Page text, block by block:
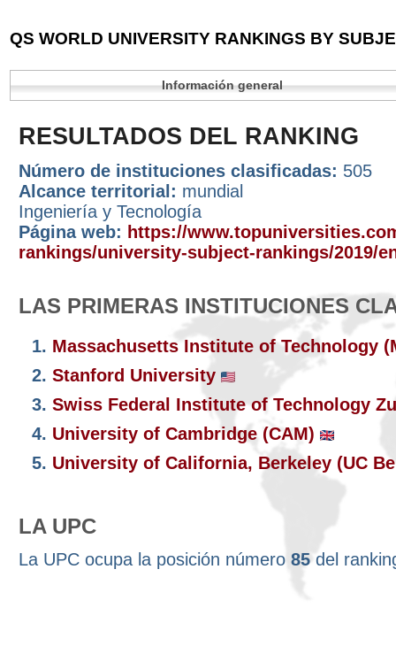
QS WORLD UNIVERSITY RANKINGS BY
Información general
RESULTADOS DEL RANKING
Número de instituciones clasificadas: 505
Alcance territorial: mundial
Ingeniería y Tecnología
Página web: https://
rankings/university-subject-rankings/2019/
LAS PRIMERAS INSTITUCIONES
1. Massachusetts Institute of Technology
2. Stanford University
3. Swiss Federal Institute of Technology
4. University of Cambridge (CAM)
5. University of California, Berkeley (UC
LA UPC
La UPC ocupa la posición número 85 del